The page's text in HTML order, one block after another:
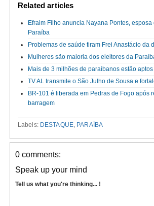
Related articles
Efraim Filho anuncia Nayana Pontes,
Paraíba
Problemas de saúde tiram Frei Anastácio da
Mulheres são maioria dos eleitores da
Mais de 3 milhões de paraibanos estão
TV AL transmite o São Julho de Sousa e
BR-101 é liberada em Pedras de Fogo após
barragem
Labels: DESTAQUE, PARAÍBA
0 comments:
Speak up your mind
Tell us what you're thinking... !